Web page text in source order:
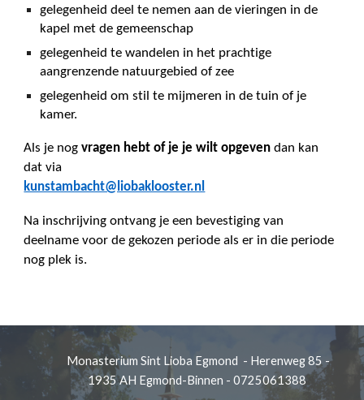
gelegenheid deel te nemen aan de vieringen in de
kapel met de gemeenschap
gelegenheid te wandelen in het prachtige
aangrenzende natuurgebied of zee
gelegenheid om stil te mijmeren in de tuin of je
kamer.
Als je nogvragen hebt of je je wilt opgeven dan kan
dat via
kunstambacht@liobaklooster.nl
Na inschrijving ontvang je een bevestiging van
deelname voor de gekozen periode als er in die periode
nog plek is.
Monasterium Sint Lioba Egmond - Herenweg 85 -
1935 AH Egmond-Binnen - 0725061388